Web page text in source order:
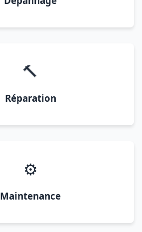
🔨
Réparation
⚙️
Maintenance